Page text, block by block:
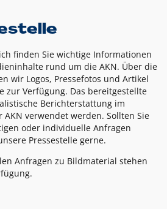
finden Sie wichtige Informationen
rund um die AKN. Über die
wir Logos, Pressefotos und Artikel
zur Verfügung. Das bereitgestellte
Berichterstattung im
verwendet werden. Sollten Sie
oder individuelle Anfragen
Pressestelle gerne.
Anfragen zu Bildmaterial stehen